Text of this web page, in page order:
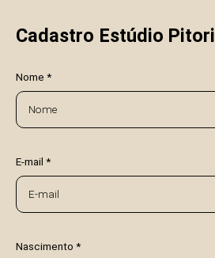
Cadastro Estúdio Pitori
Nome *
E-mail *
Nascimento *